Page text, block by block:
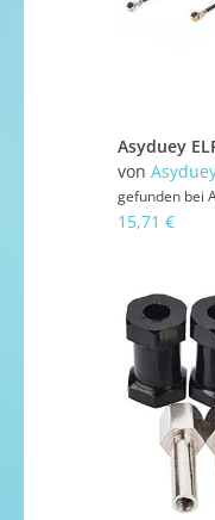
von
gefunden bei
15,71 €